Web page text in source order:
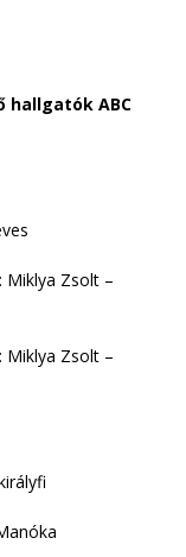
hallgatók ABC
Miklya Zsolt –
Miklya Zsolt –